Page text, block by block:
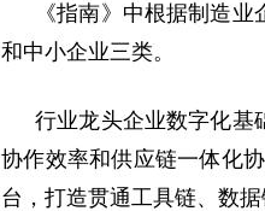
《指南》中根据制造
和中小企业三类。
行业龙头企业数字化基
协作效率和供应链一体化
台，打造贯通工具链、数